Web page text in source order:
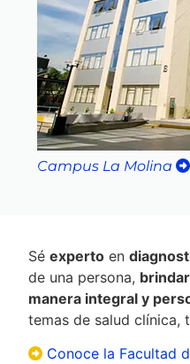
Campus La Molina
Séexperto en
de una persona,
manera integral y
temas de salud clínica,
Conoce la Facultad